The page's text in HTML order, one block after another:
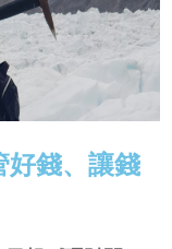
好錢、讓錢